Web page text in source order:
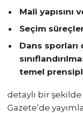
Mali
Seçim
Dans sporları
temel
detaylı bir
Gazete’de